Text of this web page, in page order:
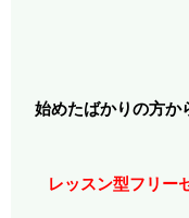
始めたばかりの方か
レッスン型フリー